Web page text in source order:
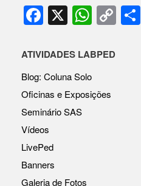
F
a
c
e
b
o
o
k
X W
h
at
A
C
o
ATIVIDADES LABPED
Blog: Coluna Solo
Oficinas e Exposições
Seminário SAS
Vídeos
LivePed
Banners
Galeria de Fotos